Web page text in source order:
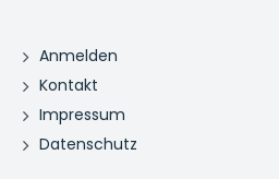
Anmelden
Kontakt
Impressum
Datenschutz